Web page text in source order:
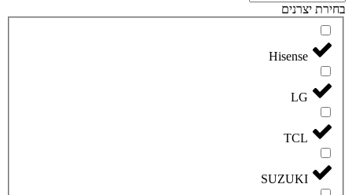
בחירת יצרנים
Hisense
LG
TCL
SUZUKI